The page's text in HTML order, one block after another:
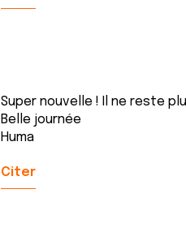
Super nouvelle ! Il ne reste
Belle journée
Huma
Citer